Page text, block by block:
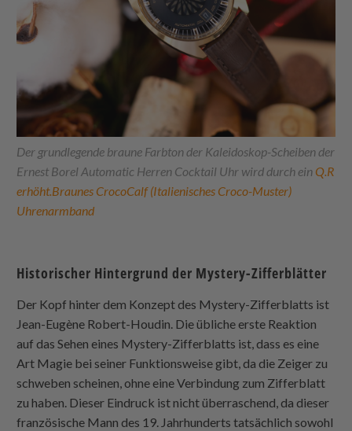
Der grundlegende braune Farbton der Kaleidoskop-Scheiben der
Ernest Borel Automatic Herren Cocktail Uhr wird durch ein Q.R
erhöht.Braunes CrocoCalf (Italienisches Croco-Muster)
Uhrenarmband
Historischer Hintergrund der Mystery-Zifferblätter
Der Kopf hinter dem Konzept des Mystery-Zifferblatts ist
Jean-Eugène Robert-Houdin. Die übliche erste Reaktion
auf das Sehen eines Mystery-Zifferblatts ist, dass es eine
Art Magie bei seiner Funktionsweise gibt, da die Zeiger zu
schweben scheinen, ohne eine Verbindung zum Zifferblatt
zu haben. Dieser Eindruck ist nicht überraschend, da dieser
französische Mann des 19. Jahrhunderts tatsächlich sowohl